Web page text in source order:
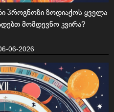
პროგნოზი ზოდიაქოს ყველა
მომდევნო კვირა?
06-2026